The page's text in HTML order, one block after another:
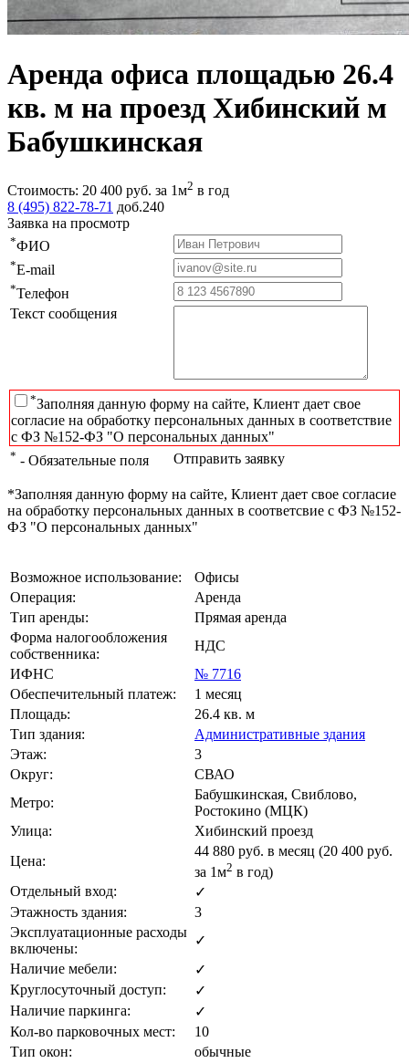
Аренда офиса площадью 26.4
кв. м на проезд Хибинский м
Бабушкинская
Стоимость: 20 400 руб. за 1м2 в год
8 (495) 822-78-71 доб.240
Заявка на просмотр
*ФИО
*E-mail
*Телефон
Текст сообщения
*Заполняя данную форму на сайте, Клиент дает свое
согласие на обработку персональных данных в соответствие
с ФЗ №152-ФЗ "О персональных данных"
* - Обязательные поля Отправить заявку
*Заполняя данную форму на сайте, Клиент дает свое согласие
на обработку персональных данных в соответсвие с ФЗ №152-
ФЗ "О персональных данных"
Возможное использование:
Офисы
Операция:
Аренда
Тип аренды:
Прямая аренда
Форма налогообложения
собственника:
НДС
ИФНС
№ 7716
Обеспечительный платеж:
1 месяц
Площадь:
26.4 кв. м
Тип здания:
Административные здания
Этаж:
3
Округ:
СВАО
Метро:
Бабушкинская, Свиблово,
Ростокино (МЦК)
Улица:
Хибинский проезд
Цена:
44 880 руб. в месяц (20 400 руб.
за 1м2 в год)
Отдельный вход:
✓
Этажность здания:
3
Эксплуатационные расходы
включены:
✓
Наличие мебели:
✓
Круглосуточный доступ:
✓
Наличие паркинга:
✓
Кол-во парковочных мест:
10
Тип окон:
обычные